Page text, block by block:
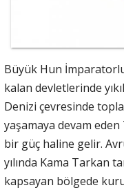
Büyük Hun
kalan devletlerinde
Denizi çevresinde
yaşamaya devam
bir güç haline gelir.
yılında Kama Tarkan
kapsayan bölgede